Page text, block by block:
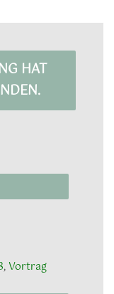
HAT
, Vortrag